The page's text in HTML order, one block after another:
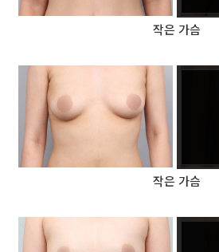
작은 가슴
작은 가슴